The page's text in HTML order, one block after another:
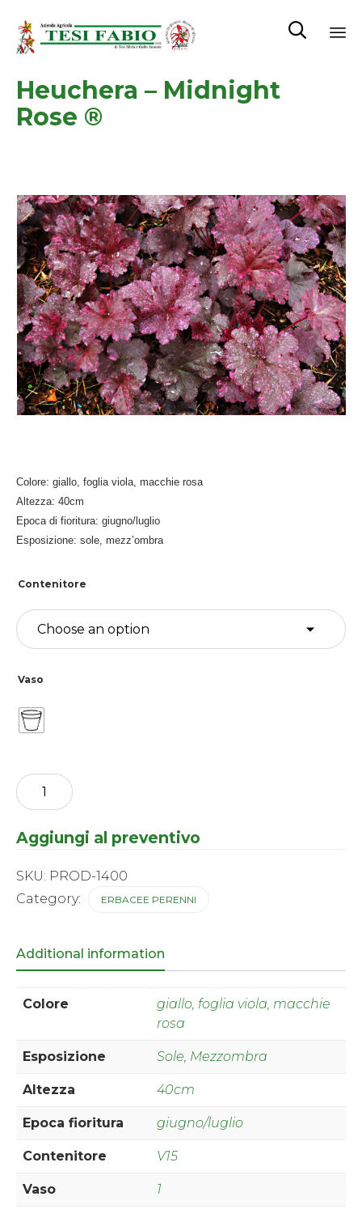

Heuchera – Midnight
Rose ®
Colore: giallo, foglia viola, macchie rosa
Altezza: 40cm
Epoca di fioritura: giugno/luglio
Esposizione: sole, mezz’ombra
Contenitore
Vaso
Heuchera
-
Midnight
®
Aggiungi al preventivo
SKU: PROD-1400
Category:
ERBACEE PERENNI
Additional information
Colore
giallo, foglia viola, macchie
rosa
Esposizione Sole, Mezzombra
Altezza 40cm
Epoca fioritura giugno/luglio
Contenitore V15
Vaso 1